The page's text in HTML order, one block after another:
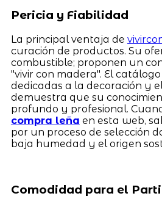
Pericia y Fiabilidad
La principal ventaja de
curación de productos. Su
combustible; proponen un
"vivir con madera". El
dedicadas a la decoración y
demuestra que su
profundo y profesional.
compra leña en esta web,
por un proceso de selección
baja humedad y el origen
Comodidad para el